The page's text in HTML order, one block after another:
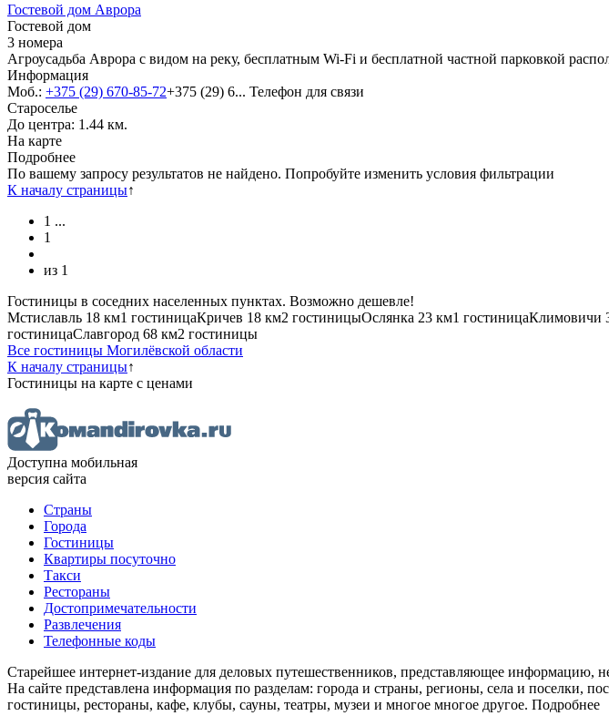
Гостевой дом Аврора
Гостевой дом
3 номера
Агроусадьба Аврора с видом на реку, бесплатным Wi-Fi и бесплатной частной парковкой
Информация
Моб.: +375 (29) 670-85-72+375 (29) 6... Телефон для связи
Староселье
До центра: 1.44 км.
На карте
Подробнее
По вашему запросу результатов не найдено. Попробуйте изменить условия фильтрации
К началу страницы↑
1 ...
1
из 1
Гостиницы в соседних населенных пунктах. Возможно дешевле!
Мстиславль 18 км1 гостиницаКричев 18 км2 гостиницыОслянка 23 км1 гостиницаКлимовичи
гостиницаСлавгород 68 км2 гостиницы
Все гостиницы Могилёвской области
К началу страницы↑
Гостиницы на карте с ценами
Доступна мобильная
версия сайта
Страны
Города
Гостиницы
Квартиры посуточно
Такси
Рестораны
Достопримечательности
Развлечения
Телефонные коды
Старейшее интернет-издание для деловых путешественников, представляющее информацию,
На сайте представлена информация по разделам: города и страны, регионы, села и поселки,
гостиницы, рестораны, кафе, клубы, сауны, театры, музеи и многое многое другое. Подробнее